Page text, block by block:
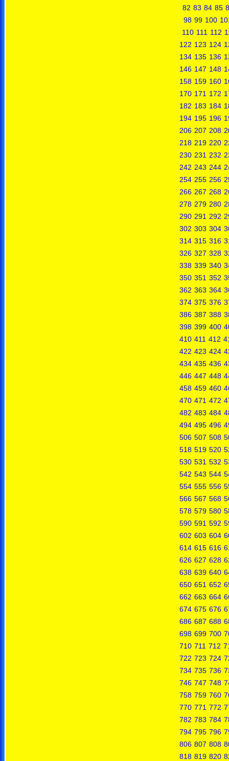
82 83 84 85
98 99 100
110 111 112
122 123 124
134 135 136
146 147 148
158 159 160
170 171 172
182 183 184
194 195 196
206 207 208
218 219 220
230 231 232
242 243 244
254 255 256
266 267 268
278 279 280
290 291 292
302 303 304
314 315 316
326 327 328
338 339 340
350 351 352
362 363 364
374 375 376
386 387 388
398 399 400
410 411 412
422 423 424
434 435 436
446 447 448
458 459 460
470 471 472
482 483 484
494 495 496
506 507 508
518 519 520
530 531 532
542 543 544
554 555 556
566 567 568
578 579 580
590 591 592
602 603 604
614 615 616
626 627 628
638 639 640
650 651 652
662 663 664
674 675 676
686 687 688
698 699 700
710 711 712
722 723 724
734 735 736
746 747 748
758 759 760
770 771 772
782 783 784
794 795 796
806 807 808
818 819 820